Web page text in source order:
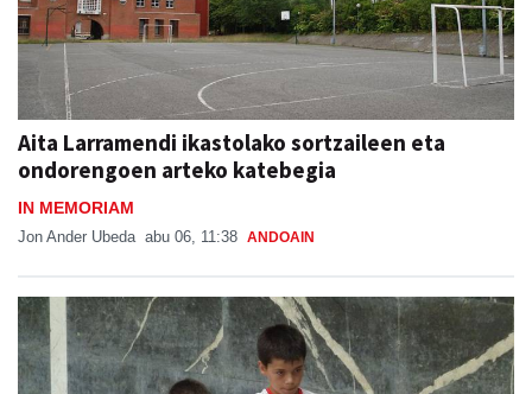
Aita Larramendi ikastolako sortzaileen eta
ondorengoen arteko katebegia
IN MEMORIAM
Jon Ander Ubeda abu 06, 11:38 ANDOAIN